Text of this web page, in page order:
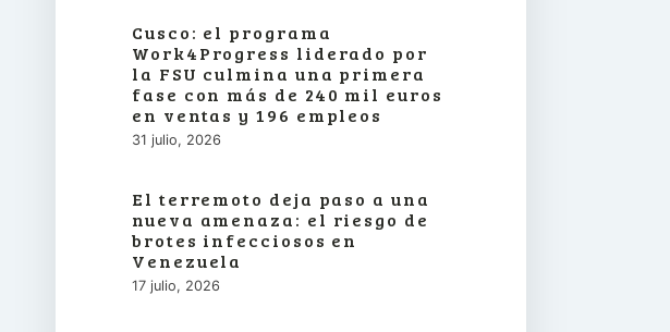
Cusco: el programa
Work4Progress liderado por
la FSU culmina una primera
fase con más de 240 mil euros
en ventas y 196 empleos
31 julio, 2026
El terremoto deja paso a una
nueva amenaza: el riesgo de
brotes infecciosos en
Venezuela
17 julio, 2026